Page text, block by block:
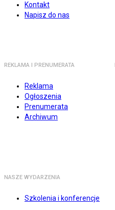
Kontakt
Napisz do nas
REKLAMA I PRENUMERATA
Reklama
Ogłoszenia
Prenumerata
Archiwum
NASZE WYDARZENIA
Szkolenia i konferencje